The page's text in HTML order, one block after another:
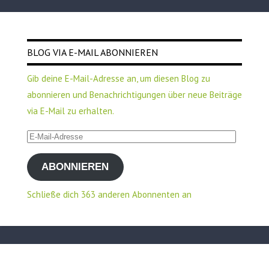
BLOG VIA E-MAIL ABONNIEREN
Gib deine E-Mail-Adresse an, um diesen Blog zu
abonnieren und Benachrichtigungen über neue Beiträge
via E-Mail zu erhalten.
E-
Mail-
AdresseABONNIEREN
Schließe dich 363 anderen Abonnenten an